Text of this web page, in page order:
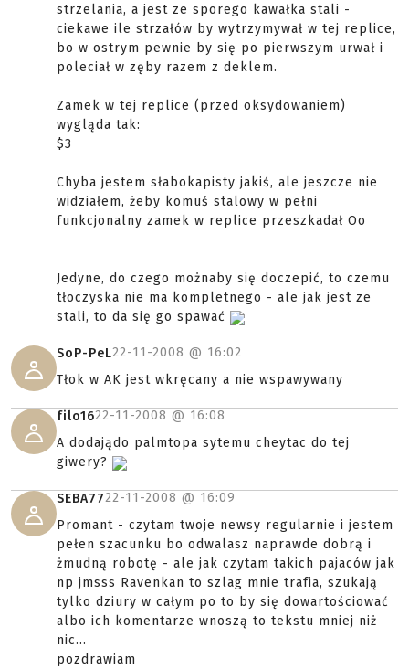
strzelania, a jest ze sporego kawałka stali -
ciekawe ile strzałów by wytrzymywał w tej replice,
bo w ostrym pewnie by się po pierwszym urwał i
poleciał w zęby razem z deklem.
Zamek w tej replice (przed oksydowaniem)
wygląda tak:
$3
Chyba jestem słabokapisty jakiś, ale jeszcze nie
widziałem, żeby komuś stalowy w pełni
funkcjonalny zamek w replice przeszkadał Oo
Jedyne, do czego możnaby się doczepić, to czemu
tłoczyska nie ma kompletnego - ale jak jest ze
stali, to da się go spawać
SoP-PeL22-11-2008 @ 16:02
Tłok w AK jest wkręcany a nie wspawywany
filo1622-11-2008 @ 16:08
A dodajądo palmtopa sytemu cheytac do tej
giwery?
SEBA7722-11-2008 @ 16:09
Promant - czytam twoje newsy regularnie i jestem
pełen szacunku bo odwalasz naprawde dobrą i
żmudną robotę - ale jak czytam takich pajaców jak
np jmsss Ravenkan to szlag mnie trafia, szukają
tylko dziury w całym po to by się dowartościować
albo ich komentarze wnoszą to tekstu mniej niż
nic...
pozdrawiam